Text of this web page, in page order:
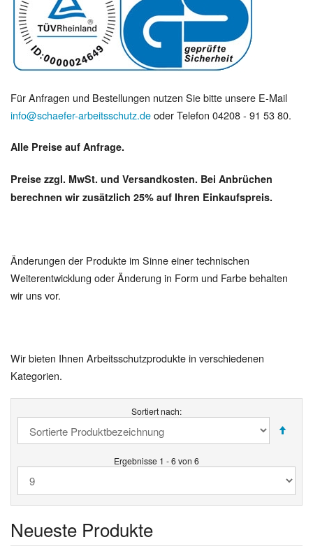
Für Anfragen und Bestellungen nutzen Sie bitte unsere E-Mail
info@schaefer-arbeitsschutz.deoder Telefon 04208 - 91 53 80.
Alle Preise auf Anfrage.
Preise zzgl. MwSt. und Versandkosten. Bei Anbrüchen
berechnen wir zusätzlich 25% auf Ihren Einkaufspreis.
Änderungen der Produkte im Sinne einer technischen
Weiterentwicklung oder Änderung in Form und Farbe behalten
wir uns vor.
Wir bieten Ihnen Arbeitsschutzprodukte in verschiedenen
Kategorien.
Sortiert nach:
Ergebnisse 1 - 6 von 6
Neueste Produkte